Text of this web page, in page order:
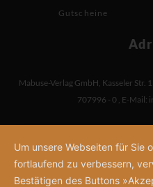
Gutscheine
Mabuse-Verlag GmbH, Kasseler Str. 1
707996 - 0 , E-Mail:
Um unsere Webseiten für Sie
fortlaufend zu verbessern,
Bestätigen des Buttons